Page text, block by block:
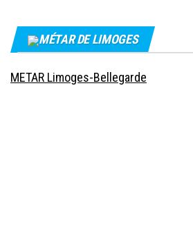
MÉTAR DE LIMOGES
METAR Limoges-Bellegarde